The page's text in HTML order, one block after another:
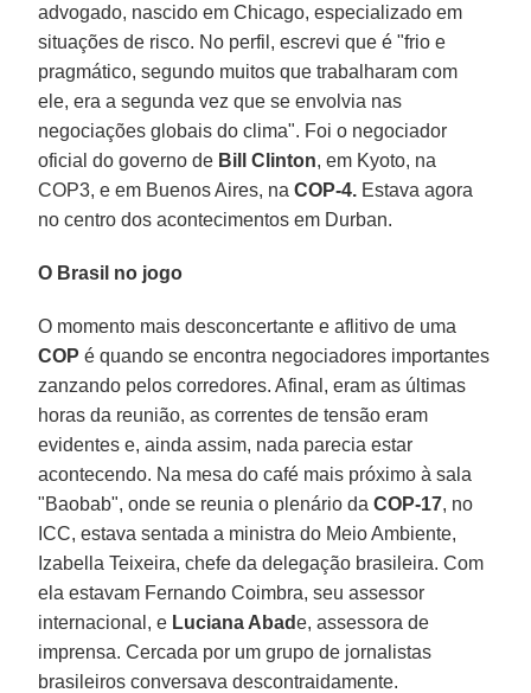
advogado, nascido em Chicago, especializado em
situações de risco. No perfil, escrevi que é "frio e
pragmático, segundo muitos que trabalharam com
ele, era a segunda vez que se envolvia nas
negociações globais do clima". Foi o negociador
oficial do governo de Bill Clinton, em Kyoto, na
COP3, e em Buenos Aires, naCOP-4. Estava agora
no centro dos acontecimentos em Durban.
O Brasil no jogo
O momento mais desconcertante e aflitivo de uma
COPé quando se encontra negociadores importantes
zanzando pelos corredores. Afinal, eram as últimas
horas da reunião, as correntes de tensão eram
evidentes e, ainda assim, nada parecia estar
acontecendo. Na mesa do café mais próximo à sala
"Baobab", onde se reunia o plenário daCOP-17, no
ICC, estava sentada a ministra do Meio Ambiente,
Izabella Teixeira, chefe da delegação brasileira. Com
ela estavam Fernando Coimbra, seu assessor
internacional, e Luciana Abade, assessora de
imprensa. Cercada por um grupo de jornalistas
brasileiros conversava descontraidamente.